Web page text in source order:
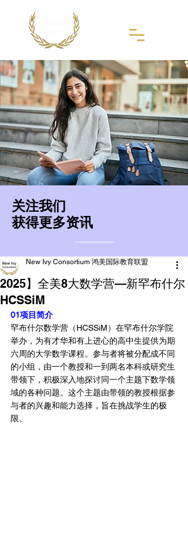
​关注我们
获得更多资讯
2025】全美8大数学营—新罕布什尔
HCSSiM
New Ivy Consortium 鸿美国际教育联盟
01项目简介
罕布什尔数学营（HCSSiM）在罕布什尔学院
举办，为有才华和有上进心的高中生提供为期
六周的大学数学课程。参与者将被分配成不同
的小组，由一个教授和一到两名本科或研究生
带领下，积极深入地探讨同一个主题下数学领
域的各种问题。这个主题由带领的教授根据参
与者的兴趣和能力选择，旨在挑战学生的极
限。